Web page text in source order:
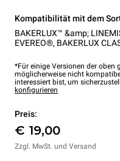
Kompatibilität mit dem
BAKERLUX™ &amp;
EVEREO®, BAKERLUX
*Für einige Versionen der
möglicherweise nicht
interessiert bist, um
konfigurieren
Preis:
€ 19,00
Zzgl. MwSt. und Versand